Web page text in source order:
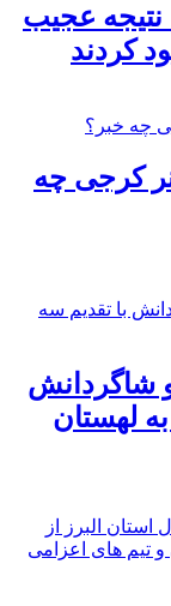
نتیجه عجیب
کردند
کرجی چه
و شاگردانش
به لهستان